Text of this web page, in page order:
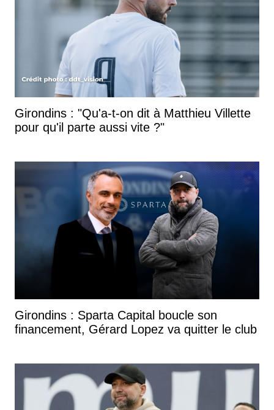
Girondins : "Qu'a-t-on dit à Matthieu Villette
pour qu'il parte aussi vite ?"
Girondins : Sparta Capital boucle son
financement, Gérard Lopez va quitter le club